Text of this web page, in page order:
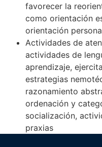
favorecer la
como orientación
orientación
Actividades de
actividades de
aprendizaje,
estrategias
razonamiento
ordenación y
socialización,
praxias